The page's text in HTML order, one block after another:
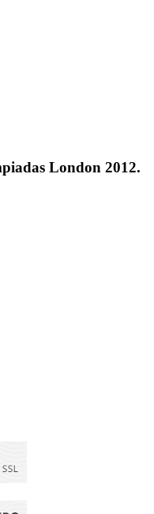
London 2012.